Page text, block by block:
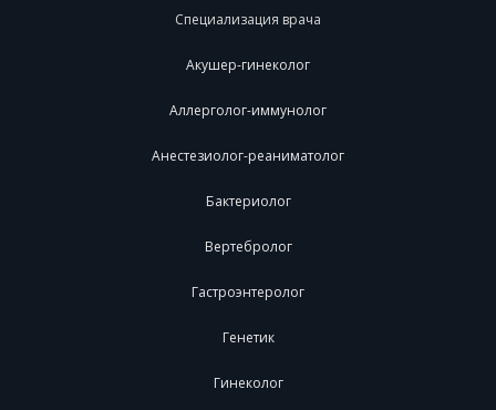
Специализация врача
Акушер-гинеколог
Аллерголог-иммунолог
Анестезиолог-реаниматолог
Бактериолог
Вертебролог
Гастроэнтеролог
Генетик
Гинеколог